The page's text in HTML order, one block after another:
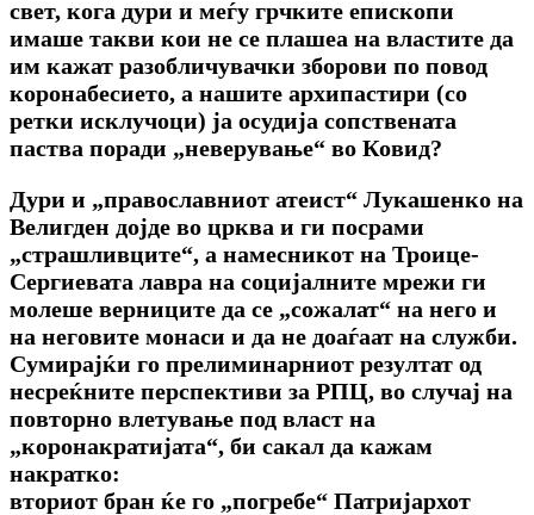
свет, кога дури и меѓу грчките епископи
имаше такви кои не се плашеа на властите да
им кажат разобличувачки зборови по повод
коронабесието, а нашите архипастири (со
ретки исклучоци) ја осудија сопствената
паства поради „неверување“ во Ковид?
Дури и „православниот атеист“ Лукашенко на
Велигден дојде во црква и ги посрами
„страшливците“, а намесникот на Троице-
Сергиевата лавра на социјалните мрежи ги
молеше верниците да се „сожалат“ на него и
на неговите монаси и да не доаѓаат на служби.
Сумирајќи го прелиминарниот резултат од
несреќните перспективи за РПЦ, во случај на
повторно влетување под власт на
„коронакратијата“, би сакал да кажам
накратко:
вториот бран ќе го „погребе“ Патријархот